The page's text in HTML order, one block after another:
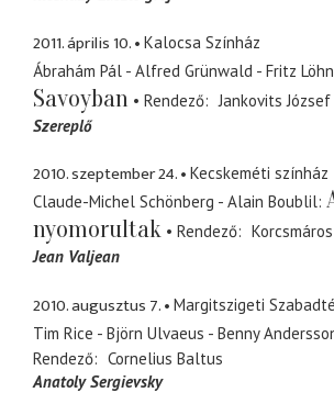
2011. április 10.
Kalocsa Színház
Ábrahám Pál - Alfred Grünwald - Fritz
Savoyban
Rendező
Jankovits József
Szereplő
2010. szeptember 24.
Kecskeméti színház
Claude-Michel Schönberg - Alain Boublil
nyomorultak
Rendező
Jean Valjean
2010. augusztus 7.
Margitszigeti
Tim Rice - Björn Ulvaeus - Benny
Rendező
Cornelius Baltus
Anatoly Sergievsky